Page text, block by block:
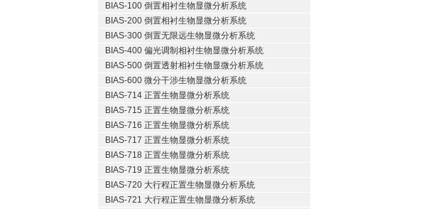
BIAS-100 倒置相衬生物显微分析系统
BIAS-200 倒置相衬生物显微分析系统
BIAS-300 倒置无限远生物显微分析系统
BIAS-400 偏光调制相衬生物显微分析系统
BIAS-500 倒置透射相衬生物显微分析系统
BIAS-600 微分干涉生物显微分析系统
BIAS-714 正置生物显微分析系统
BIAS-715 正置生物显微分析系统
BIAS-716 正置生物显微分析系统
BIAS-717 正置生物显微分析系统
BIAS-718 正置生物显微分析系统
BIAS-719 正置生物显微分析系统
BIAS-720 大行程正置生物显微分析系统
BIAS-721 大行程正置生物显微分析系统